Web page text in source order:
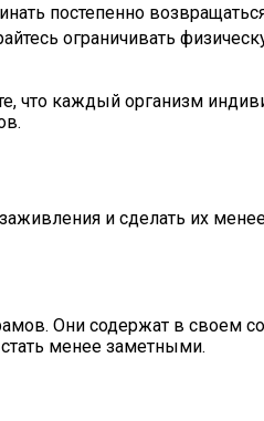
постепенно
ограничивать
что каждый организм
и сделать их
Они содержат в своем
менее заметными.